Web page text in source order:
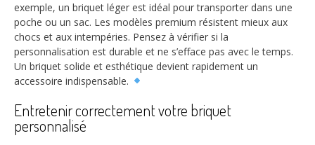
exemple, un briquet léger est idéal pour transporter dans une
poche ou un sac. Les modèles premium résistent mieux aux
chocs et aux intempéries. Pensez à vérifier si la
personnalisation est durable et ne s’efface pas avec le temps.
Un briquet solide et esthétique devient rapidement un
accessoire indispensable.
Entretenir correctement votre briquet
personnalisé